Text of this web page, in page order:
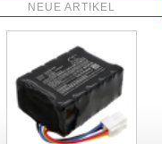
NEUE ARTIKEL